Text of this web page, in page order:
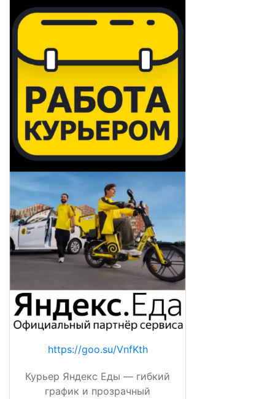
https://goo.su/VnfKth
Курьер Яндекс Еды — гибкий
график и прозрачный